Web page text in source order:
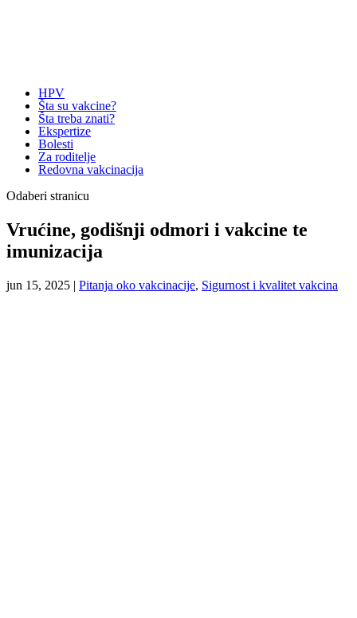
HPV
Šta su vakcine?
Šta treba znati?
Ekspertize
Bolesti
Za roditelje
Redovna vakcinacija
Odaberi stranicu
Vrućine, godišnji odmori i vakcine te
imunizacija
jun 15, 2025 | Pitanja oko vakcinacije, Sigurnost i kvalitet vakcina